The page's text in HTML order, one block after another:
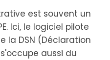
est souvent un
Ici, le logiciel pilote
la DSN (Déclaration
aussi du